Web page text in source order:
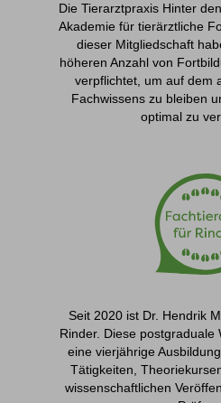
Die Tierarztpraxis Hinter
Akademie für tierärztliche
dieser Mitgliedschaft
höheren Anzahl von
verpflichtet, um auf dem
Fachwissens zu bleiben
optimal zu
Seit 2020 ist Dr. Hendrik
Rinder. Diese postgraduale
eine vierjährige
Tätigkeiten,
wissenschaftlichen